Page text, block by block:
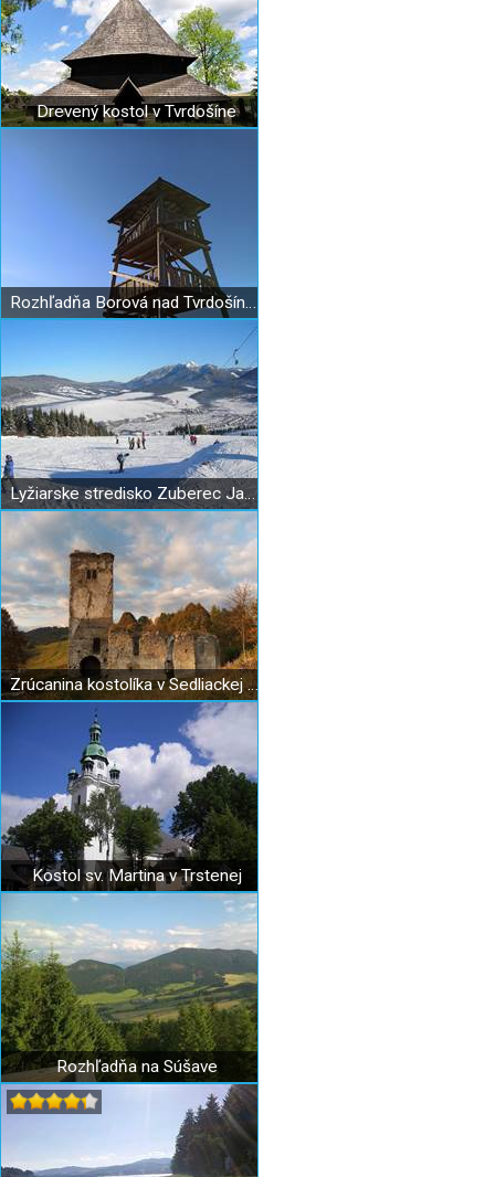
Drevený kostol v Tvrdošíne
Rozhľadňa Borová nad Tvrdošínom
Lyžiarske stredisko Zuberec Janovky - Milotín
Zrúcanina kostolíka v Sedliackej Dubovej
Kostol sv. Martina v Trstenej
Rozhľadňa na Súšave